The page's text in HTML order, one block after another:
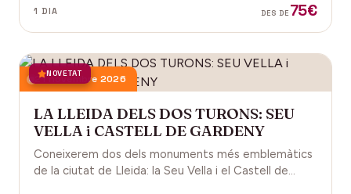
1 DIA DES DE 75€
NOVETAT
21 novembre 2026
LA LLEIDA DELS DOS TURONS: SEU
VELLA i CASTELL DE GARDENY
Coneixerem dos dels monuments més emblemàtics
de la ciutat de Lleida: la Seu Vella i el Castell de